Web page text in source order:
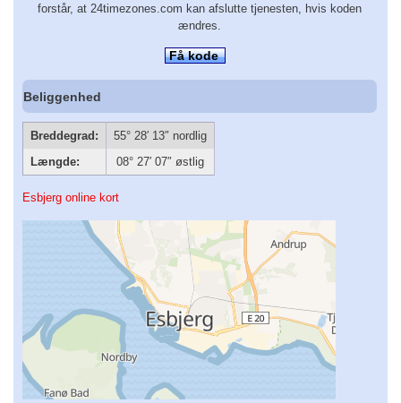
forstår, at 24timezones.com kan afslutte tjenesten, hvis koden
ændres.
Få kode
Beliggenhed
Breddegrad:
55° 28′ 13″ nordlig
Længde:
08° 27′ 07″ østlig
Esbjerg online kort